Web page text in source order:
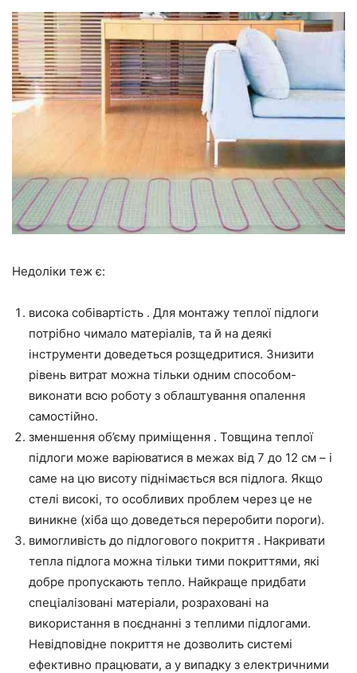
Недоліки теж є:
висока собівартість . Для монтажу теплої підлоги
потрібно чимало матеріалів, та й на деякі
інструменти доведеться розщедритися. Знизити
рівень витрат можна тільки одним способом-
виконати всю роботу з облаштування опалення
самостійно.
зменшення об’єму приміщення . Товщина теплої
підлоги може варіюватися в межах від 7 до 12 см – і
саме на цю висоту піднімається вся підлога. Якщо
стелі високі, то особливих проблем через це не
виникне (хіба що доведеться переробити пороги).
вимогливість до підлогового покриття . Накривати
тепла підлога можна тільки тими покриттями, які
добре пропускають тепло. Найкраще придбати
спеціалізовані матеріали, розраховані на
використання в поєднанні з теплими підлогами.
Невідповідне покриття не дозволить системі
ефективно працювати, а у випадку з електричними